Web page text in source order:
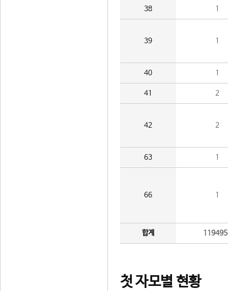
38 1
39 1
40 1
41 2
42 2
63 1
66 1
합계
첫 자모별 현황